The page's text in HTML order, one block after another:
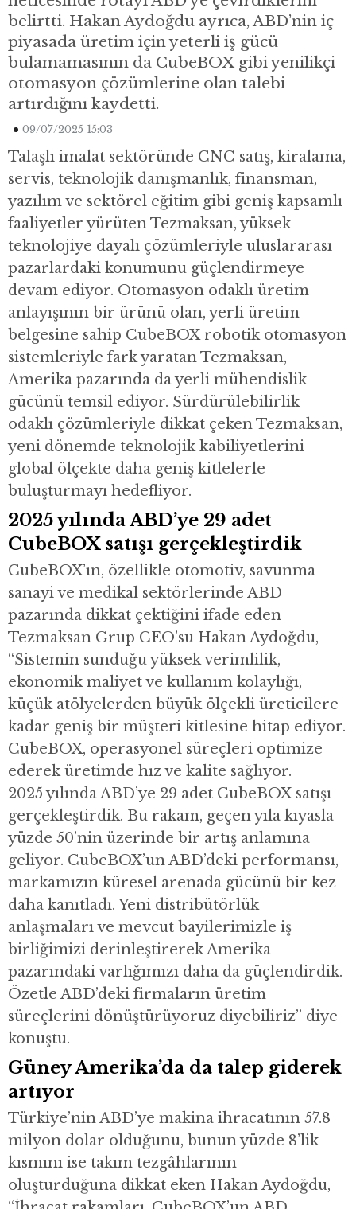
belirtti. Hakan Aydoğdu ayrıca, ABD’nin iç
piyasada üretim için yeterli iş gücü
bulamamasının da CubeBOX gibi yenilikçi
otomasyon çözümlerine olan talebi
artırdığını kaydetti.
09/07/2025 15:03
Talaşlı imalat sektöründe CNC satış, kiralama,
servis, teknolojik danışmanlık, finansman,
yazılım ve sektörel eğitim gibi geniş kapsamlı
faaliyetler yürüten Tezmaksan, yüksek
teknolojiye dayalı çözümleriyle uluslararası
pazarlardaki konumunu güçlendirmeye
devam ediyor. Otomasyon odaklı üretim
anlayışının bir ürünü olan, yerli üretim
belgesine sahip CubeBOX robotik otomasyon
sistemleriyle fark yaratan Tezmaksan,
Amerika pazarında da yerli mühendislik
gücünü temsil ediyor. Sürdürülebilirlik
odaklı çözümleriyle dikkat çeken Tezmaksan,
yeni dönemde teknolojik kabiliyetlerini
global ölçekte daha geniş kitlelerle
buluşturmayı hedefliyor.
2025 yılında ABD’ye 29 adet
CubeBOX satışı gerçekleştirdik
CubeBOX’ın, özellikle otomotiv, savunma
sanayi ve medikal sektörlerinde ABD
pazarında dikkat çektiğini ifade eden
Tezmaksan Grup CEO’su Hakan Aydoğdu,
“Sistemin sunduğu yüksek verimlilik,
ekonomik maliyet ve kullanım kolaylığı,
küçük atölyelerden büyük ölçekli üreticilere
kadar geniş bir müşteri kitlesine hitap ediyor.
CubeBOX, operasyonel süreçleri optimize
ederek üretimde hız ve kalite sağlıyor.
2025 yılında ABD’ye 29 adet CubeBOX satışı
gerçekleştirdik. Bu rakam, geçen yıla kıyasla
yüzde 50’nin üzerinde bir artış anlamına
geliyor. CubeBOX’un ABD’deki performansı,
markamızın küresel arenada gücünü bir kez
daha kanıtladı. Yeni distribütörlük
anlaşmaları ve mevcut bayilerimizle iş
birliğimizi derinleştirerek Amerika
pazarındaki varlığımızı daha da güçlendirdik.
Özetle ABD’deki firmaların üretim
süreçlerini dönüştürüyoruz diyebiliriz” diye
konuştu.
Güney Amerika’da da talep giderek
artıyor
Türkiye’nin ABD’ye makina ihracatının 57.8
milyon dolar olduğunu, bunun yüzde 8’lik
kısmını ise takım tezgâhlarının
oluşturduğuna dikkat eken Hakan Aydoğdu,